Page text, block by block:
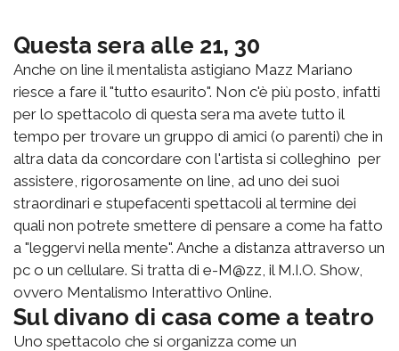
Questa sera alle 21, 30
Anche on line il mentalista astigiano Mazz Mariano
riesce a fare il "tutto esaurito". Non c'è più posto, infatti
per lo spettacolo di questa sera ma avete tutto il
tempo per trovare un gruppo di amici (o parenti) che in
altra data da concordare con l'artista si colleghino per
assistere, rigorosamente on line, ad uno dei suoi
straordinari e stupefacenti spettacoli al termine dei
quali non potrete smettere di pensare a come ha fatto
a "leggervi nella mente". Anche a distanza attraverso un
pc o un cellulare. Si tratta di e-M@zz, il M.I.O. Show,
ovvero Mentalismo Interattivo Online.
Sul divano di casa come a teatro
Uno spettacolo che si organizza come un